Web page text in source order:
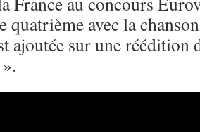
quatrième avec la
ajoutée sur une réédition